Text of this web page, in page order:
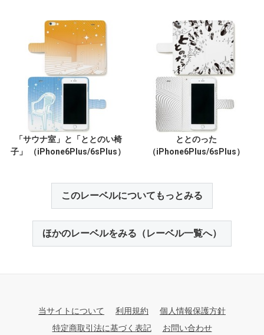
「サウナ室」と「ととのい椅
子」 （iPhone6Plus/6sPlus）
ととのった
（iPhone6Plus/6sPlus）
このレーベルについてもっとみる
ほかのレーベルをみる（レーベル一覧へ）
当サイトについて 利用規約
個人情報保護方針
特定商取引法に基づく表記
お問い合わせ